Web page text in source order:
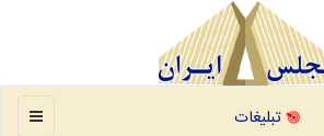
منو تبلیغات